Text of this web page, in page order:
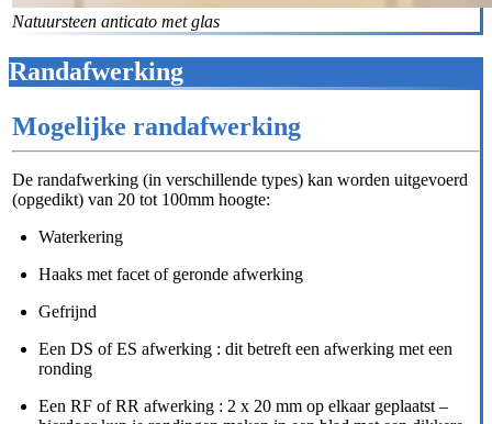
Natuursteen anticato met glas
Randafwerking
Mogelijke randafwerking
De randafwerking (in verschillende types) kan worden uitgevoerd
(opgedikt) van 20 tot 100mm hoogte:
Waterkering
Haaks met facet of geronde afwerking
Gefrijnd
Een DS of ES afwerking : dit betreft een afwerking met een
ronding
Een RF of RR afwerking : 2 x 20 mm op elkaar geplaatst –